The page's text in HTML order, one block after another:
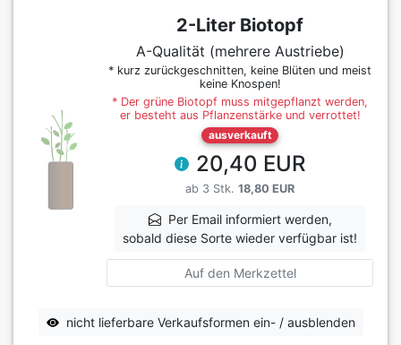
2-Liter Biotopf
A-Qualität (mehrere Austriebe)
* kurz zurückgeschnitten, keine Blüten und meist
keine Knospen!
* Der grüne Biotopf muss mitgepflanzt werden,
er besteht aus Pflanzenstärke und verrottet!
ausverkauft
20,40 EUR
ab 3 Stk. 18,80 EUR
Per Email informiert werden,
sobald diese Sorte wieder verfügbar ist!
Auf den Merkzettel
nicht lieferbare Verkaufsformen ein- / ausblenden